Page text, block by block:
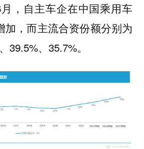
，自主车企在中国乘用车
加，而主流合资份额分别为
39.5%、35.7%。